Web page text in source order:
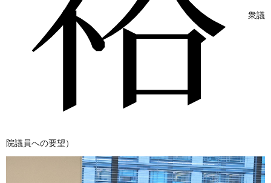
衆議
院議員への要望）